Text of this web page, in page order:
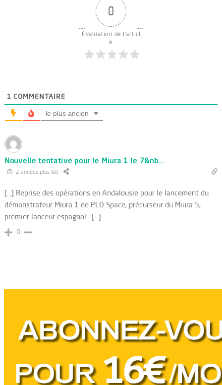
0
Évaluation de l'articl
e
1 COMMENTAIRE
le plus ancien
Nouvelle tentative pour le Miura 1 le 7&nb...
2 années plus tôt
[…] Reprise des opérations en Andalousie pour le lancement du
démonstrateur Miura 1 de PLD Space, précurseur du Miura 5,
premier lanceur espagnol. […]
0